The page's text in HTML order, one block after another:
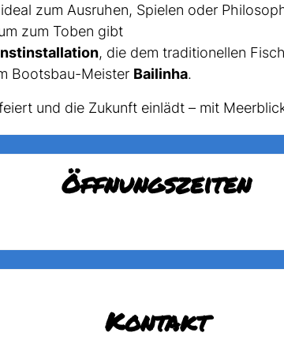
zum Ausruhen, Spielen oder
zum Toben gibt
, die dem traditionellen
Bootsbau-Meister Bailinha.
und die Zukunft einlädt – mit
Öffnungszeiten
Kontakt